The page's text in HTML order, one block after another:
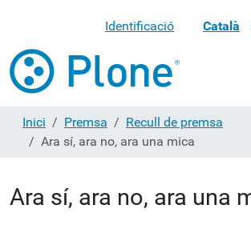
Identificació Català
Inici Premsa
Recull de premsa
Ara sí, ara no, ara una mica
Ara sí, ara no, ara una